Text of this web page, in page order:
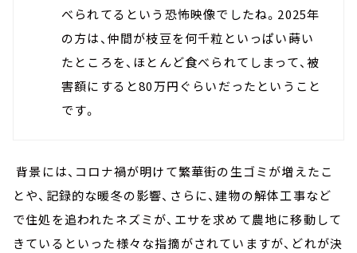
べられてるという恐怖映像でしたね。2025年
の方は、仲間が枝豆を何千粒といっぱい蒔い
たところを、ほとんど食べられてしまって、被
害額にすると80万円ぐらいだったということ
です。
背景には、コロナ禍が明けて繁華街の生ゴミが増えたこ
とや、記録的な暖冬の影響、さらに、建物の解体工事など
で住処を追われたネズミが、エサを求めて農地に移動して
きているといった様々な指摘がされていますが、どれが決